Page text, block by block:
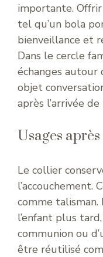
importante.
tel qu’un bola
bienveillance et
Dans le cercle
échanges autour
objet
après l’arrivée de
Usages
Le collier
l’accouchement.
comme
l’enfant plus
communion ou
être réutilisé